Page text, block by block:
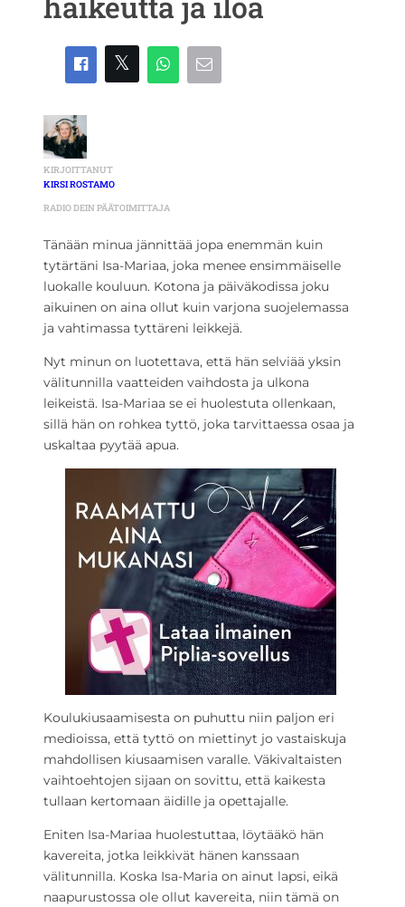
KIRJOITTANUT
KIRSI ROSTAMO
RADIO DEIN PÄÄTOIMITTAJA
Tänään minua jännittää jopa enemmän kuin
tytärtäni Isa-Mariaa, joka menee ensimmäiselle
luokalle kouluun. Kotona ja päiväkodissa joku
aikuinen on aina ollut kuin varjona suojelemassa
ja vahtimassa tyttäreni leikkejä.
Nyt minun on luotettava, että hän selviää yksin
välitunnilla vaatteiden vaihdosta ja ulkona
leikeistä. Isa-Mariaa se ei huolestuta ollenkaan,
sillä hän on rohkea tyttö, joka tarvittaessa osaa ja
uskaltaa pyytää apua.
Koulukiusaamisesta on puhuttu niin paljon eri
medioissa, että tyttö on miettinyt jo vastaiskuja
mahdollisen kiusaamisen varalle. Väkivaltaisten
vaihtoehtojen sijaan on sovittu, että kaikesta
tullaan kertomaan äidille ja opettajalle.
Eniten Isa-Mariaa huolestuttaa, löytääkö hän
kavereita, jotka leikkivät hänen kanssaan
välitunnilla. Koska Isa-Maria on ainut lapsi, eikä
naapurustossa ole ollut kavereita, niin tämä on